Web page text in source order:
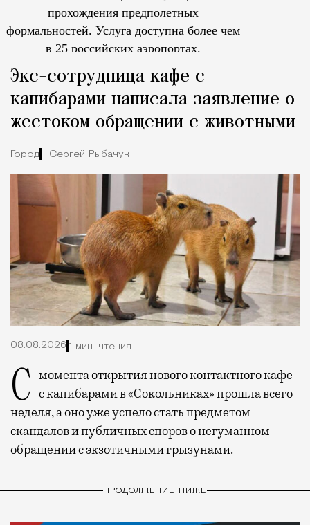
прохождения предполетных
формальностей. Услуга доступна более чем
в 25 российских аэропортах.
Экс-сотрудница кафе с
капибарами написала заявление о
жестоком обращении с животными
Город Сергей Рыбачук
08.08.2026 1 мин. чтения
С момента открытия нового контактного кафе с капибарами в «Сокольниках» прошла всего
неделя, а оно уже успело стать предметом
скандалов и публичных споров о негуманном
обращении с экзотичными грызунами.
ПРОДОЛЖЕНИЕ НИЖЕ